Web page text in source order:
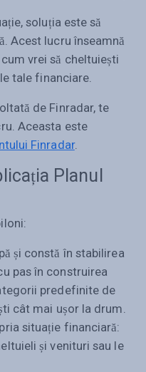
soluția este să
Acest lucru înseamnă
vrei să cheltuiești
tale financiare.
de Finradar, te
Aceasta este
Finradar.
Planul
și constă în stabilirea
pas în construirea
predefinite de
cât mai ușor la drum.
situație financiară:
și venituri sau le